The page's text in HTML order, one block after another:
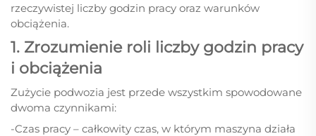
rzeczywistej liczby godzin pracy oraz warunków
obciążenia.
1. Zrozumienie roli liczby godzin pracy
i obciążenia
Zużycie podwozia jest przede wszystkim spowodowane
dwoma czynnikami:
-Czas pracy – całkowity czas, w którym maszyna działa